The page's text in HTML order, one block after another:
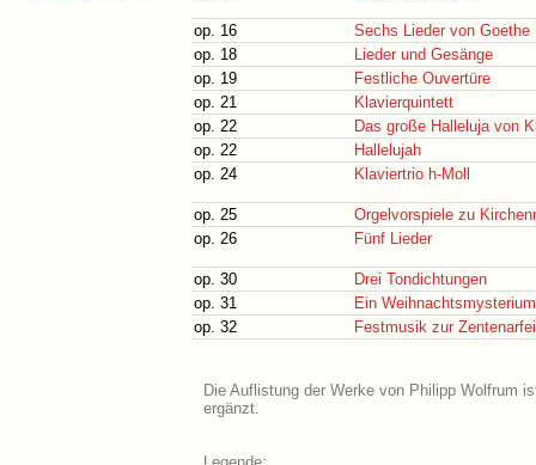
op. 16
Sechs Lieder von Goethe
op. 18
Lieder und Gesänge
op. 19
Festliche Ouvertüre
op. 21
Klavierquintett
op. 22
Das große Halleluja von
op. 22
Hallelujah
op. 24
Klaviertrio h-Moll
op. 25
Orgelvorspiele zu
op. 26
Fünf Lieder
op. 30
Drei Tondichtungen
op. 31
Ein
op. 32
Festmusik zur
Die Auflistung der Werke von Philipp Wolfrum
ergänzt.